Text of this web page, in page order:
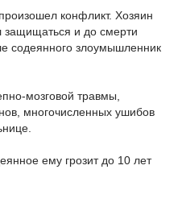
конфликт. Хозяин
защищаться и до смерти
содеянного злоумышленник
мозговой травмы,
многочисленных ушибов
ему грозит до 10 лет